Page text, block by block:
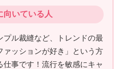
向いている人
プル裁縫など、トレンドの最
ァッションが好き」という方
事です！流行を敏感にキャ